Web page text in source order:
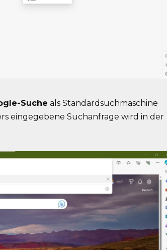
Suche als Standardsuchmaschine
eingegebene Suchanfrage wird in der